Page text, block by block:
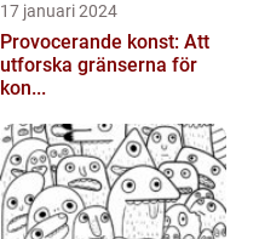
17 januari 2024
Provocerande konst: Att
utforska gränserna för
kon...